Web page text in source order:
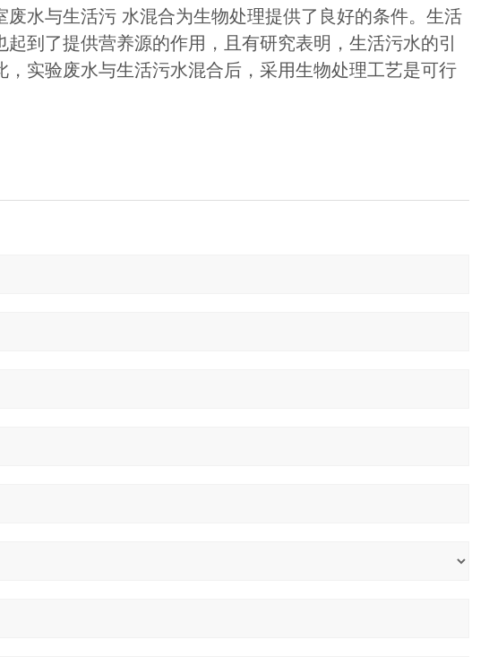
水与生活污 水混合为生物处理提供了良好的条件。生活
到了提供营养源的作用，且有研究表明，生活污水的引
实验废水与生活污水混合后，采用生物处理工艺是可行